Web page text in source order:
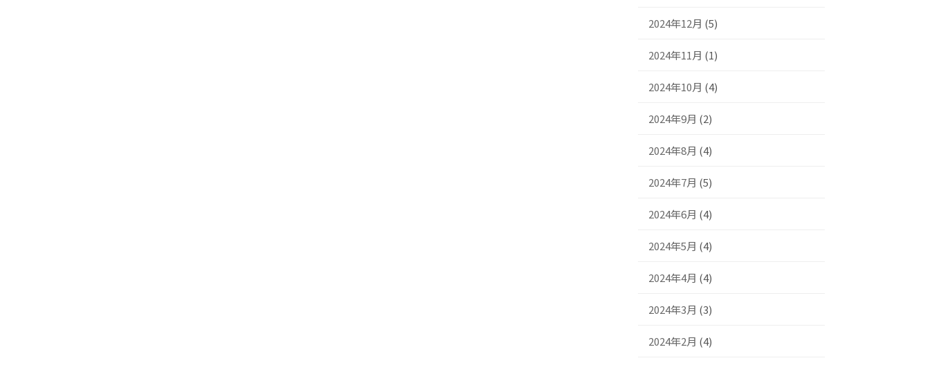
2024年12月 (5)
2024年11月 (1)
2024年10月 (4)
2024年9月 (2)
2024年8月 (4)
2024年7月 (5)
2024年6月 (4)
2024年5月 (4)
2024年4月 (4)
2024年3月 (3)
2024年2月 (4)